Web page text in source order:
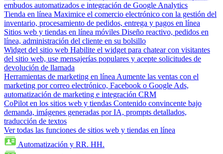
embudos automatizados e integración de Google Analytics
Tienda en línea Maximice el comercio electrónico con la gestión del
inventario, procesamiento de pedidos, entrega y pagos en línea
Sitios web y tiendas en línea móviles Diseño reactivo, pedidos en
línea, administración del cliente en su bolsillo
Widget del sitio web Habilite el widget para chatear con visitantes
del sitio web, use mensajerías populares y acepte solicitudes de
devolución de llamada
Herramientas de marketing en línea Aumente las ventas con el
marketing por correo electrónico, Facebook o Google Ads,
automatización de marketing e integración CRM
CoPilot en los sitios web y tiendas Contenido convincente bajo
demanda, imágenes generadas por IA, prompts detallados,
traducción de textos
Ver todas las funciones de sitios web y tiendas en línea
Automatización y RR. HH.